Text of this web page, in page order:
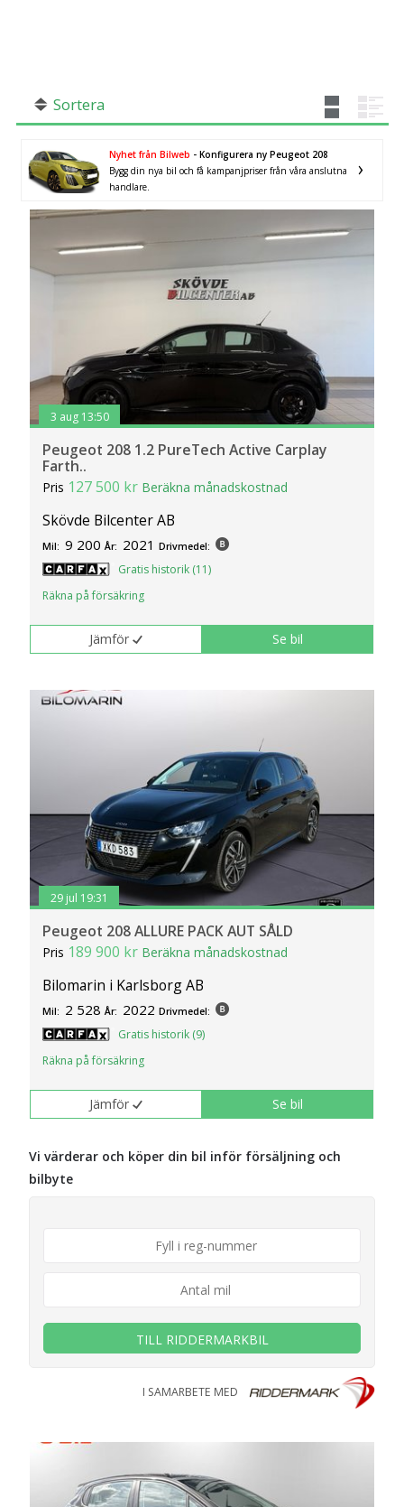
Västra Götalands län
Sortera
Nyhet från Bilweb - Konfigurera ny Peugeot 208
Bygg din nya bil och få kampanjpriser från våra anslutna
handlare.
3 aug 13:50
Peugeot 208 1.2 PureTech Active Carplay
Farth..
Pris 127 500 kr Beräkna månadskostnad
Skövde Bilcenter AB
Mil: 9 200 År: 2021 Drivmedel:
Gratis historik (11)
Räkna på försäkring
Jämför Se bil
29 jul 19:31
Peugeot 208 ALLURE PACK AUT SÅLD
Pris 189 900 kr Beräkna månadskostnad
Bilomarin i Karlsborg AB
Mil: 2 528 År: 2022 Drivmedel:
Gratis historik (9)
Räkna på försäkring
Jämför Se bil
Vi värderar och köper din bil inför försäljning och
bilbyte
TILL RIDDERMARKBIL
I SAMARBETE MED